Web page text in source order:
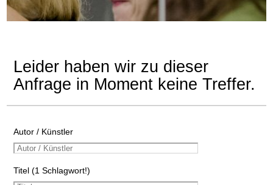
Leider haben wir zu dieser
Anfrage in Moment keine Treffer.
Autor / Künstler
Titel (1 Schlagwort!)